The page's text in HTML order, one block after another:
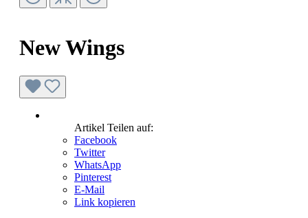
New Wings
Artikel Teilen auf:
Facebook
Twitter
WhatsApp
Pinterest
E-Mail
Link kopieren